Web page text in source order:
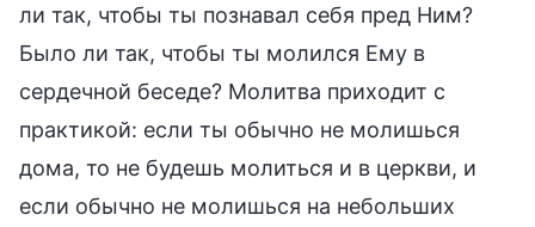
ли так, чтобы ты познавал себя пред Ним?
Было ли так, чтобы ты молился Ему в
сердечной беседе? Молитва приходит с
практикой: если ты обычно не молишься
дома, то не будешь молиться и в церкви, и
если обычно не молишься на небольших